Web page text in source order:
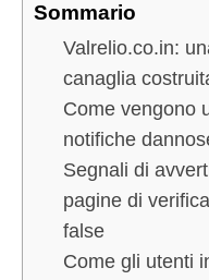
Sommario
Valrelio.co.in:
canaglia
Come vengono
notifiche
Segnali di
pagine di
false
Come gli utenti